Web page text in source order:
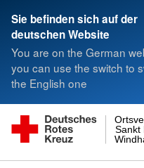
Sie befinden sich auf der
deutschen Website
You are on the German
you can use the switch to
the English one
Sankt